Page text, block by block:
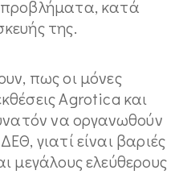
προβλήματα, κατά
της.
πως οι μόνες
Agrotica και
να οργανωθούν
γιατί είναι βαριές
μεγάλους ελεύθερους